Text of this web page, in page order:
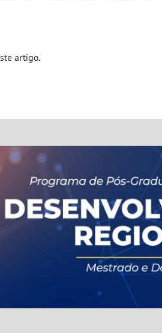
artigo.